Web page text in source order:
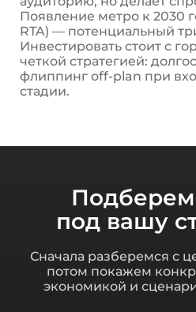
Появление метро к 2030
RTA) — потенциальный
Инвестировать стоит с
четкой стратегией:
флиппинг off-plan при
стадии.
Подберем
под вашу
Сначала разберемся с
потом покажем
экономикой и